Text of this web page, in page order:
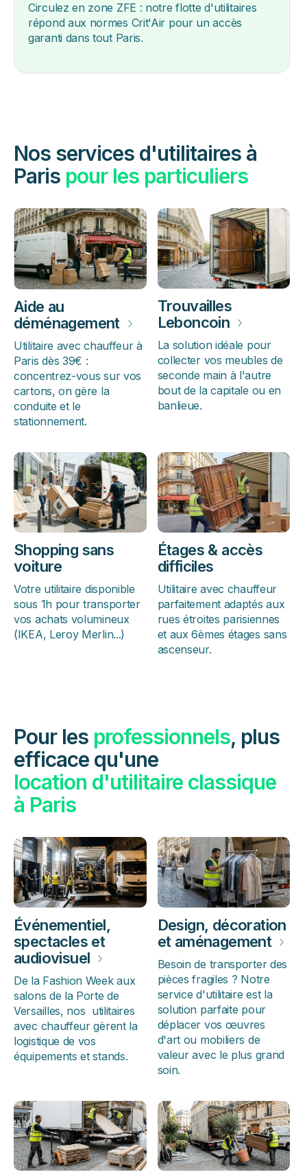
Circulez en zone ZFE : notre flotte d'utilitaires
répond aux normes Crit'Air pour un accès
garanti dans tout Paris.
Nos services d'utilitaires à
Paris pour les particuliers
Aide au
déménagement ›
Utilitaire avec chauffeur à
Paris dès 39€ :
concentrez-vous sur vos
cartons, on gère la
conduite et le
stationnement.
Trouvailles
Leboncoin ›
La solution idéale pour
collecter vos meubles de
seconde main à l'autre
bout de la capitale ou en
banlieue.
Shopping sans
voiture
Votre utilitaire disponible
sous 1h pour transporter
vos achats volumineux
(IKEA, Leroy Merlin...)
Étages & accès
difficiles
Utilitaire avec chauffeur
parfaitement adaptés aux
rues étroites parisiennes
et aux 6èmes étages sans
ascenseur.
Pour les professionnels, plus
efficace qu'une
location d'utilitaire classique
à Paris
Événementiel,
spectacles et
audiovisuel ›
De la Fashion Week aux
salons de la Porte de
Versailles, nos utilitaires
avec chauffeur gèrent la
logistique de vos
équipements et stands.
Design, décoration
et aménagement ›
Besoin de transporter des
pièces fragiles ? Notre
service d'utilitaire est la
solution parfaite pour
déplacer vos œuvres
d'art ou mobiliers de
valeur avec le plus grand
soin.